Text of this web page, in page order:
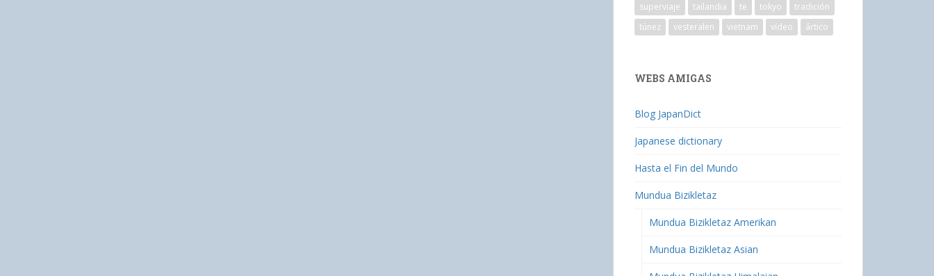
superviaje
tailandia te tokyo
tradición
túnez
vesteralen vietnam vídeo ártico
WEBS AMIGAS
Blog JapanDict
Japanese dictionary
Hasta el Fin del Mundo
Mundua Bizikletaz
Mundua Bizikletaz Amerikan
Mundua Bizikletaz Asian